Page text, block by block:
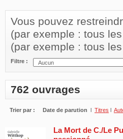
Vous pouvez
(par exemple : tous
(par exemple : tous
Filtre :
762 ouvrages
Trier par : Date de parution l Titres l
La Mort de C./Le